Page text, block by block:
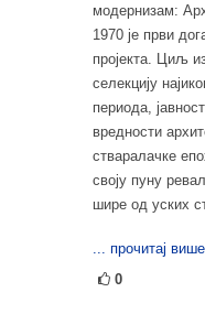
модернизам:
1970 је први
пројекта. Циљ
селекцију
периода,
вредности
стваралачке
своју пуну
шире од уских
... прочитај више
0